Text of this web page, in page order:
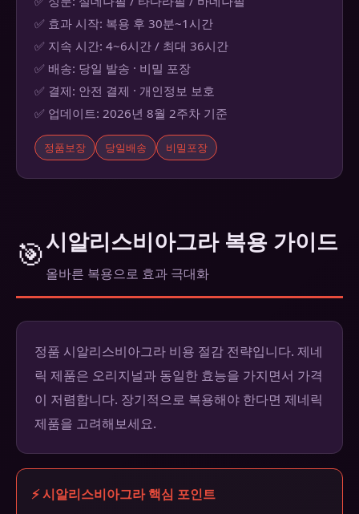
✅ 효과 시작: 복용 후 30분~1시간
✅ 지속 시간: 4~6시간 / 최대 36시간
✅ 배송: 당일 발송 · 비밀 포장
✅ 결제: 안전 결제 · 개인정보 보호
✅ 업데이트: 2026년 8월 2주차 기준
정품보장 당일배송 비밀포장
🎯시알리스비아그라 복용 가이드
올바른 복용으로 효과 극대화
정품 시알리스비아그라 비용 절감 전략입니다. 제네
릭 제품은 오리지널과 동일한 효능을 가지면서 가격
이 저렴합니다. 장기적으로 복용해야 한다면 제네릭
제품을 고려해보세요.
⚡ 시알리스비아그라 핵심 포인트